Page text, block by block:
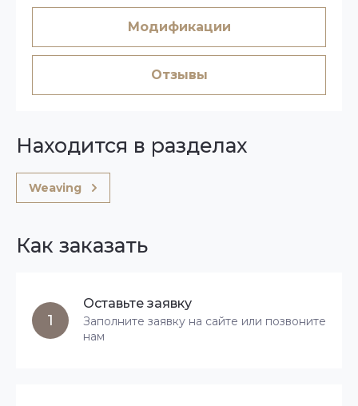
Модификации
Отзывы
Находится в разделах
Weaving
Как заказать
1
Оставьте заявку
Заполните заявку на сайте или позвоните
нам